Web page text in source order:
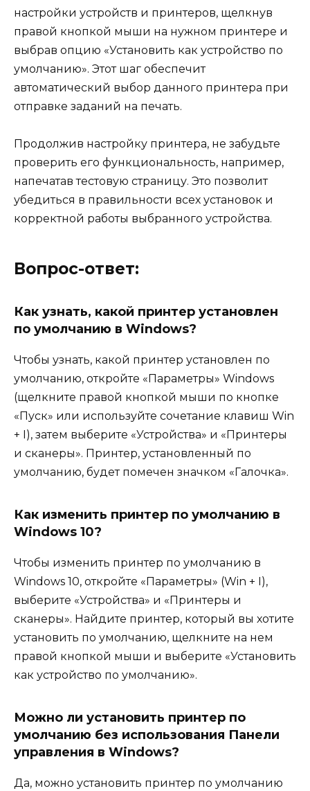
настройки устройств и принтеров, щелкнув
правой кнопкой мыши на нужном принтере и
выбрав опцию «Установить как устройство по
умолчанию». Этот шаг обеспечит
автоматический выбор данного принтера при
отправке заданий на печать.
Продолжив настройку принтера, не забудьте
проверить его функциональность, например,
напечатав тестовую страницу. Это позволит
убедиться в правильности всех установок и
корректной работы выбранного устройства.
Вопрос-ответ:
Как узнать, какой принтер установлен
по умолчанию в Windows?
Чтобы узнать, какой принтер установлен по
умолчанию, откройте «Параметры» Windows
(щелкните правой кнопкой мыши по кнопке
«Пуск» или используйте сочетание клавиш Win
+ I), затем выберите «Устройства» и «Принтеры
и сканеры». Принтер, установленный по
умолчанию, будет помечен значком «Галочка».
Как изменить принтер по умолчанию в
Windows 10?
Чтобы изменить принтер по умолчанию в
Windows 10, откройте «Параметры» (Win + I),
выберите «Устройства» и «Принтеры и
сканеры». Найдите принтер, который вы хотите
установить по умолчанию, щелкните на нем
правой кнопкой мыши и выберите «Установить
как устройство по умолчанию».
Можно ли установить принтер по
умолчанию без использования Панели
управления в Windows?
Да, можно установить принтер по умолчанию